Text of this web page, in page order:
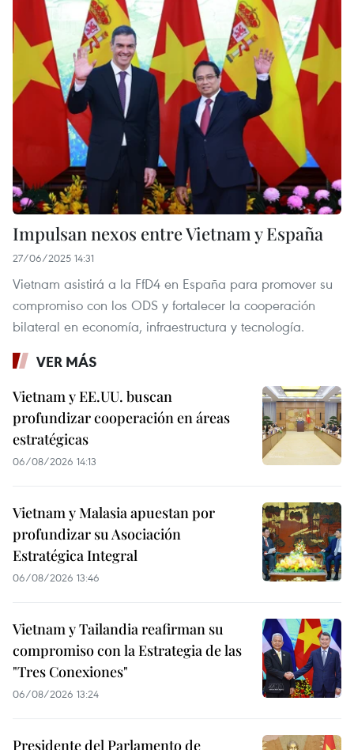
Impulsan nexos entre Vietnam y España
27/06/2025 14:31
Vietnam asistirá a la FfD4 en España para promover su
compromiso con los ODS y fortalecer la cooperación
bilateral en economía, infraestructura y tecnología.
VER MÁS
Vietnam y EE.UU. buscan
profundizar cooperación en áreas
estratégicas
06/08/2026 14:13
Vietnam y Malasia apuestan por
profundizar su Asociación
Estratégica Integral
06/08/2026 13:46
Vietnam y Tailandia reafirman su
compromiso con la Estrategia de las
"Tres Conexiones"
06/08/2026 13:24
Presidente del Parlamento de